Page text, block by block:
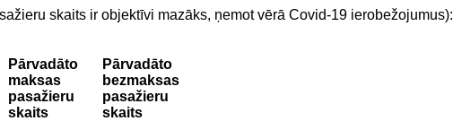
skaits ir objektīvi mazāks, ņemot vērā Covid-19 ierobežojumus):
Pārvadāto
maksas
pasažieru
skaits
Pārvadāto
bezmaksas
pasažieru
skaits